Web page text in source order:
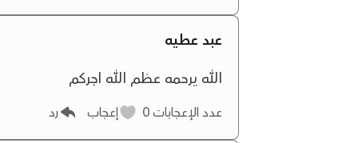
عبد عطيه
الله يرحمه عظم الله اجركم
عدد الإعجابات إعجاب رد